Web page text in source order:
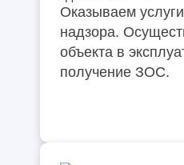
Оказываем
надзора.
объекта в
получение ЗОС.